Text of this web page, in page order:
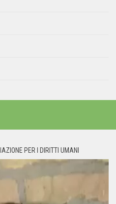
PER I DIRITTI UMANI